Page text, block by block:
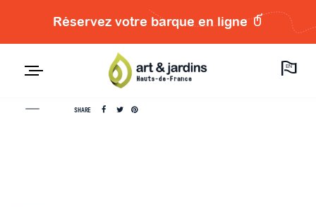
Réservez votre barque en ligne
EN
SHARE